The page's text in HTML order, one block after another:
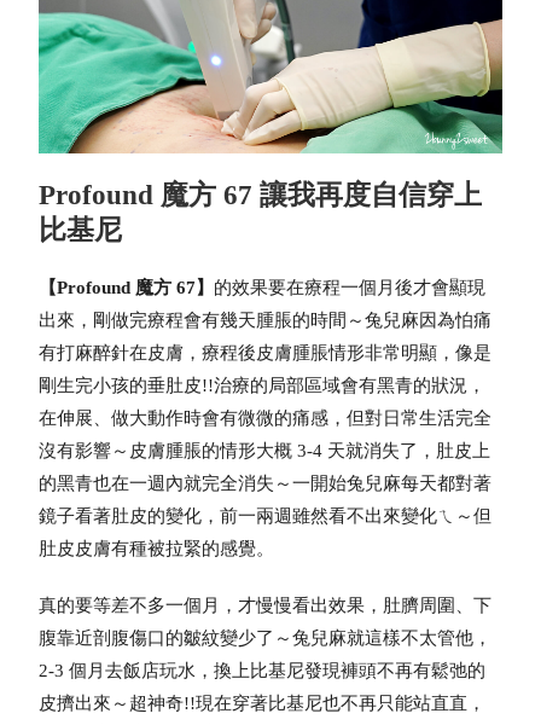
Profound 魔方 67 讓我再度自信穿上
比基尼
【Profound 魔方 67】 的效果要在療程一個月後才會顯現
出來，剛做完療程會有幾天腫脹的時間～兔兒麻因為怕痛
有打麻醉針在皮膚，療程後皮膚腫脹情形非常明顯，像是
剛生完小孩的垂肚皮!!治療的局部區域會有黑青的狀況，
在伸展、做大動作時會有微微的痛感，但對日常生活完全
沒有影響～ 皮膚腫脹的情形大概 3-4 天就消失了，肚皮上
的黑青也在一週內就完全消失～一開始兔兒麻每天都對著
鏡子看著肚皮的變化，前一兩週雖然看不出來變化ㄟ～但
肚皮皮膚有種被拉緊的感覺。
真的要等差不多一個月，才慢慢看出效果，肚臍周圍、下
腹靠近剖腹傷口的皺紋變少了～兔兒麻就這樣不太管他，
2-3 個月去飯店玩水，換上比基尼發現褲頭不再有鬆弛的
皮擠出來～超神奇!!現在穿著比基尼也不再只能站直直，